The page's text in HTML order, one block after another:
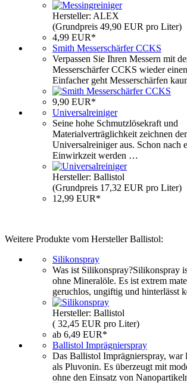
Hersteller: ALEX
(Grundpreis 49,90 EUR pro Liter)
4,99 EUR*
Smith Messerschärfer CCKS
Verpassen Sie Ihren Messern mit
Messerschärfer CCKS wieder
Einfacher geht Messerschärfen
9,90 EUR*
Universalreiniger
Seine hohe Schmutzlösekraft und
Materialverträglichkeit zeichnen
Universalreiniger aus. Schon nach
Einwirkzeit werden …
Hersteller: Ballistol
(Grundpreis 17,32 EUR pro Liter)
12,99 EUR*
Weitere Produkte vom Hersteller Ballistol:
Silikonspray
Was ist Silikonspray?Silikonspray
ohne Mineralöle. Es ist extrem
geruchlos, ungiftig und hinterlässt
Hersteller: Ballistol
( 32,45 EUR pro Liter)
ab 6,49 EUR*
Ballistol Imprägnierspray
Das Ballistol Imprägnierspray, war
als Pluvonin. Es überzeugt mit
ohne den Einsatz von